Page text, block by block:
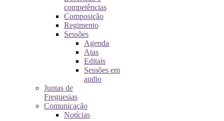
competências
Composição
Regimento
Sessões
Agenda
Atas
Editais
Sessões em
audio
Juntas de
Freguesias
Comunicação
Notícias